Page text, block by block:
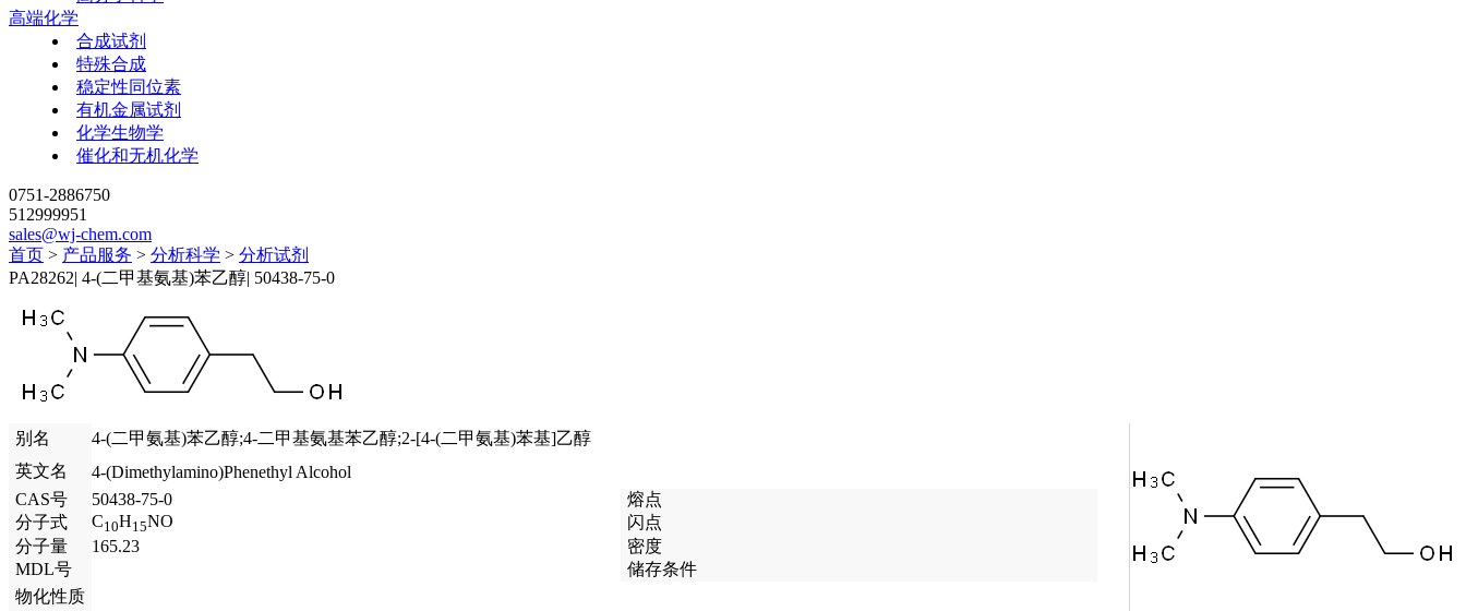
高端化学
合成试剂
特殊合成
稳定性同位素
有机金属试剂
化学生物学
催化和无机化学
0751-2886750
512999951
sales@wj-chem.com
首页 > 产品服务 > 分析科学 > 分析试剂
PA28262| 4-(二甲基氨基)苯乙醇| 50438-75-0
别名
4-(二甲氨基)苯乙醇;4-二甲基氨基苯乙醇;2-[4-(二甲氨基)苯基]乙醇
英文名
4-(Dimethylamino)Phenethyl Alcohol
CAS号
50438-75-0
熔点
分子式
C10H15NO
闪点
分子量
165.23
密度
MDL号
储存条件
物化性质